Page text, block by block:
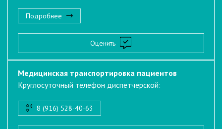
Подробнее
Оценить
Медицинская транспортировка пациентов
Круглосуточный телефон диспетчерской:
8 (916) 528-40-63